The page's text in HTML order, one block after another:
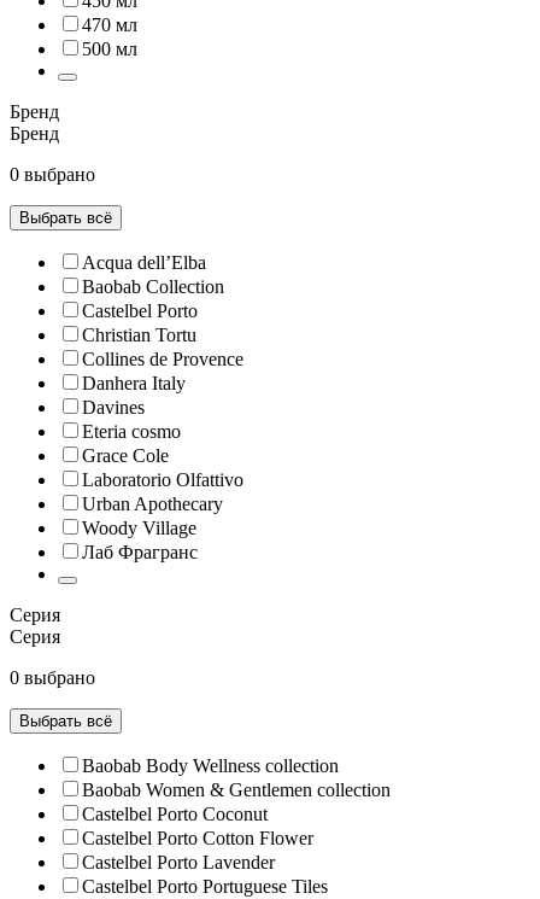
470 мл
500 мл
Бренд
Бренд
0 выбрано
Выбрать всё
Acqua dell’Elba
Baobab Collection
Castelbel Porto
Christian Tortu
Collines de Рrovencе
Danhera Italy
Davines
Eteria cosmo
Grace Cole
Laboratorio Olfattivo
Urban Apothecary
Woody Village
Лаб Фрагранс
Серия
Серия
0 выбрано
Выбрать всё
Baobab Body Wellness collection
Baobab Women & Gentlemen collection
Castelbel Porto Coconut
Castelbel Porto Cotton Flower
Castelbel Porto Lavender
Castelbel Porto Portuguese Tiles